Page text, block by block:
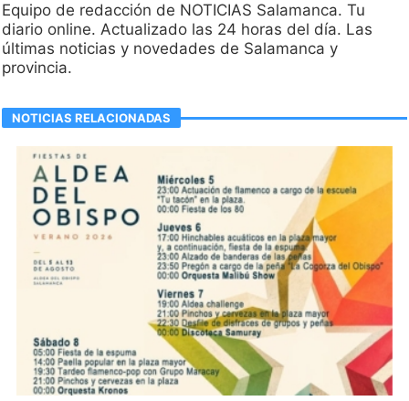
Equipo de redacción de NOTICIAS Salamanca. Tu
diario online. Actualizado las 24 horas del día. Las
últimas noticias y novedades de Salamanca y
provincia.
NOTICIAS RELACIONADAS